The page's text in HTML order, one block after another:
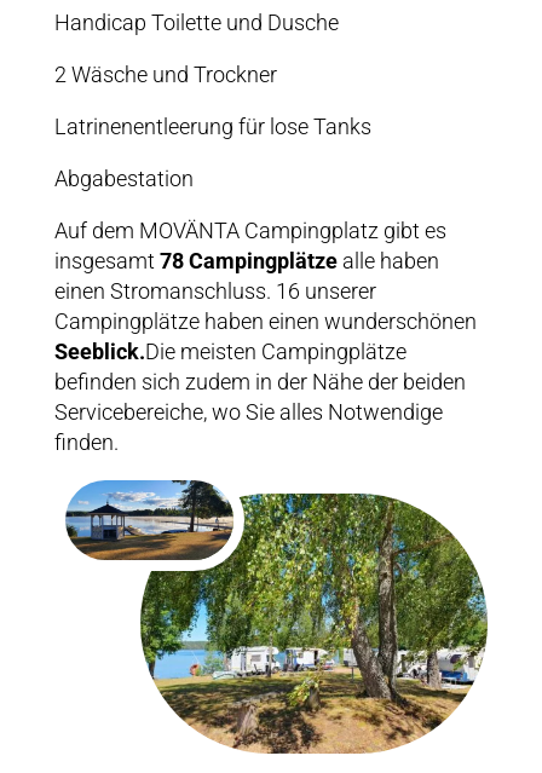
Handicap Toilette und Dusche
2 Wäsche und Trockner
Latrinenentleerung für lose Tanks
Abgabestation
Auf dem MOVÄNTA Campingplatz gibt es
insgesamt 78 Campingplätzealle haben
einen Stromanschluss. 16 unserer
Campingplätze haben einen wunderschönen
Seeblick.Die meisten Campingplätze
befinden sich zudem in der Nähe der beiden
Servicebereiche, wo Sie alles Notwendige
finden.